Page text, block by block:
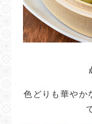
色どりも華やか